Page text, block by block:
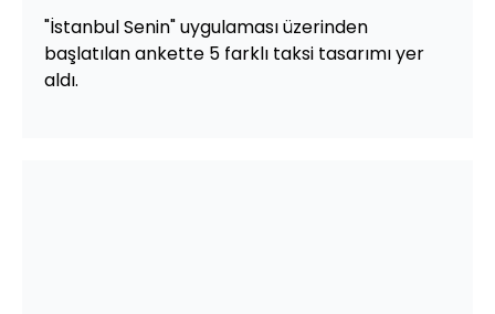
"İstanbul Senin" uygulaması üzerinden
başlatılan ankette 5 farklı taksi tasarımı yer
aldı.